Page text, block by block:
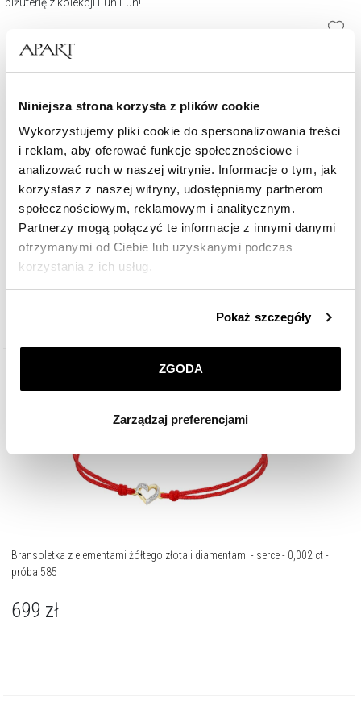
Niniejsza strona korzysta z plików cookie
Wykorzystujemy pliki cookie do spersonalizowania treści
i reklam, aby oferować funkcje społecznościowe i
analizować ruch w naszej witrynie. Informacje o tym, jak
korzystasz z naszej witryny, udostępniamy partnerom
społecznościowym, reklamowym i analitycznym.
Partnerzy mogą połączyć te informacje z innymi danymi
otrzymanymi od Ciebie lub uzyskanymi podczas
korzystania z ich usług.
przez nas plików cookie znajdziesz wPolityce
korzystamy. Możesz również wybrać jaki rodzaj plików
Zarządzaj preferencjami
. W każdej chwili możesz
dokonać zmiany wybranych przez Ciebie plików cookie.
Pokaż szczegóły
ZGODA
Zarządzaj preferencjami
Bransoletka z cyrkoniami i elementem z żółtego złota - drzewko
349 zł
Bransoletka z elementami żółtego złota i diamentami - serce - 0,002 ct -
próba 585
699 zł